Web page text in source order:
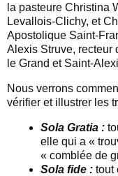
la pasteure Christina
Levallois-Clichy, et
Apostolique Saint-
Alexis Struve, recteur
le Grand et Saint-
Nous verrons
vérifier et illustrer les
Sola Gratia :
elle qui a «
« comblée de
Sola fide : tout